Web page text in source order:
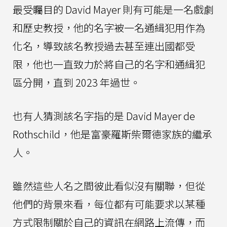
最受矚目的 David Mayer 則有可能是一名戲劇
和歷史教授，他的名字被一名通緝犯用作為
化名，導致該名教授過去甚至連出國都受
限，他也一直致力於將自己的名字和通緝犯
區分開，直到 2023 年過世。
也有人猜測該名字指的是 David Mayer de
Rothschild，他是富豪羅斯柴爾德家族的繼承
人。
雖然這些人名之間彼此看似沒有關聯，但從
他們的背景來看，每位都有可能要求以某種
方式限制關於自己的資訊在網路上流傳，而